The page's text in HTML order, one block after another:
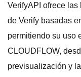
VerifyAPI ofrece
de Verify basadas
permitiendo su uso
CLOUDFLOW,
previsualización y